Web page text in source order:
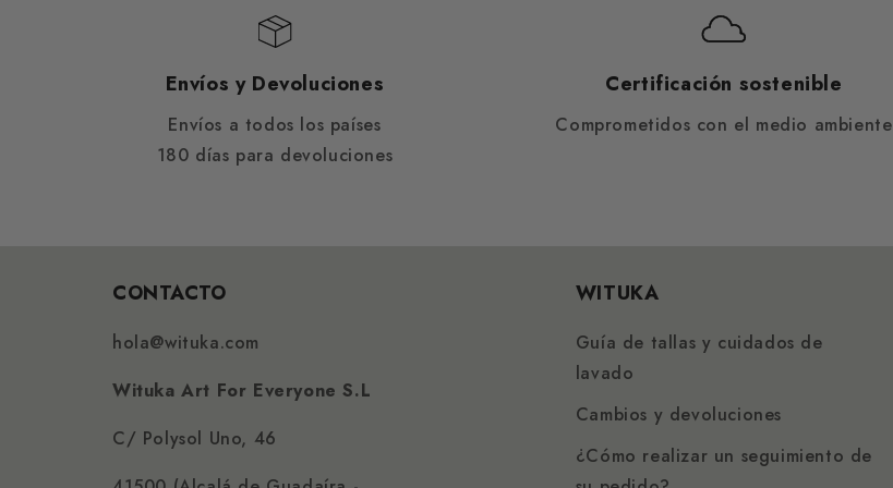
Envíos y Devoluciones
Envíos a todos los países
180 días para devoluciones
Certificación sostenible
Comprometidos con el medio ambiente
CONTACTO
hola@wituka.com
Wituka Art For Everyone S.L
C/ Polysol Uno, 46
WITUKA
Guía de tallas y cuidados de
lavado
Cambios y devoluciones
¿Cómo realizar un seguimiento de